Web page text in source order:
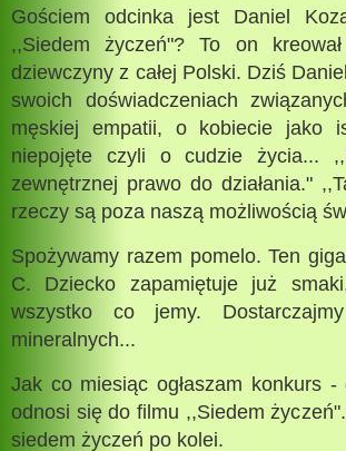
Gościem odcinka jest Daniel
,,Siedem życzeń"? To on
dziewczyny z całej Polski. Dziś
swoich doświadczeniach
męskiej empatii, o kobiecie jako
niepojęte czyli o cudzie życia...
zewnętrznej prawo do działania."
rzeczy są poza naszą możliwością
Spożywamy razem pomelo. Ten
C. Dziecko zapamiętuje już
wszystko co jemy.
mineralnych...
Jak co miesiąc ogłaszam konkurs
odnosi się do filmu ,,Siedem
siedem życzeń po kolei.